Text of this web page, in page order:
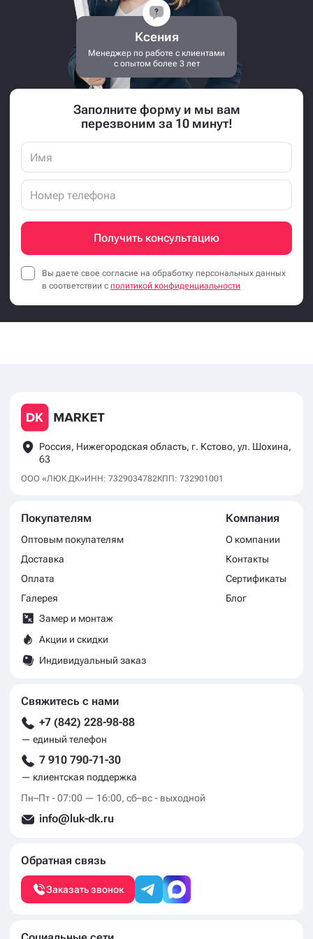
Ксения
Менеджер по работе с клиентами
с опытом более 3 лет
Заполните форму и мы вам
перезвоним за 10 минут!
Получить консультацию
Вы даете свое согласие на обработку персональных данных
в соответствии с политикой конфиденциальности
Россия, Нижегородская область, г. Кстово, ул. Шохина,
63
ООО «ЛЮК ДК»ИНН: 7329034782КПП: 732901001
Покупателям
Оптовым покупателям
Доставка
Оплата
Галерея
Замер и монтаж
Акции и скидки
Индивидуальный заказ
Компания
О компании
Контакты
Сертификаты
Блог
Свяжитесь с нами
+7 (842) 228-98-88
— единый телефон
7 910 790-71-30
— клиентская поддержка
Пн–Пт - 07:00 — 16:00, сб–вс - выходной
info@luk-dk.ru
Обратная связь
Заказать звонок